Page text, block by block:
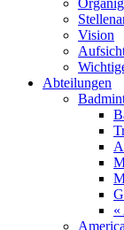
Vision
Abteilungen
«